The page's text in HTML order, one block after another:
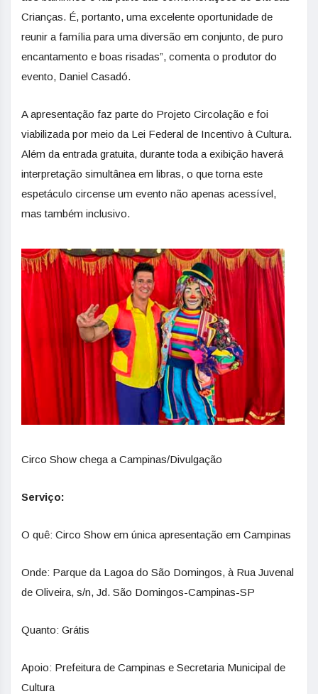
Crianças. É, portanto, uma excelente oportunidade de
reunir a família para uma diversão em conjunto, de puro
encantamento e boas risadas”, comenta o produtor do
evento, Daniel Casadó.
A apresentação faz parte do Projeto Circolação e foi
viabilizada por meio da Lei Federal de Incentivo à Cultura.
Além da entrada gratuita, durante toda a exibição haverá
interpretação simultânea em libras, o que torna este
espetáculo circense um evento não apenas acessível,
mas também inclusivo.
Circo Show chega a Campinas/Divulgação
Serviço:
O quê: Circo Show em única apresentação em Campinas
Onde: Parque da Lagoa do São Domingos, à Rua Juvenal
de Oliveira, s/n, Jd. São Domingos-Campinas-SP
Quanto: Grátis
Apoio: Prefeitura de Campinas e Secretaria Municipal de
Cultura